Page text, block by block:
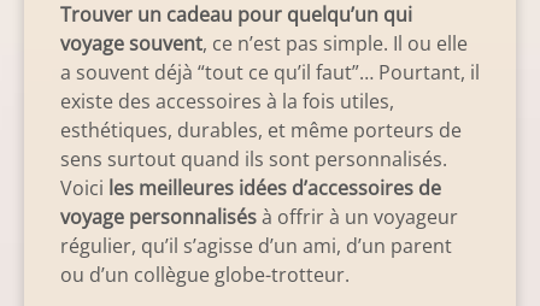
Trouver un cadeau pour quelqu’un qui
voyage souvent, ce n’est pas simple. Il ou elle
a souvent déjà “tout ce qu’il faut”… Pourtant, il
existe des accessoires à la fois utiles,
esthétiques, durables, et même porteurs de
sens surtout quand ils sont personnalisés.
Voici les meilleures idées d’accessoires de
voyage personnalisésà offrir à un voyageur
régulier, qu’il s’agisse d’un ami, d’un parent
ou d’un collègue globe-trotteur.